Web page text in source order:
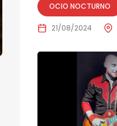
OCIO NOCTURNO
21/08/2024